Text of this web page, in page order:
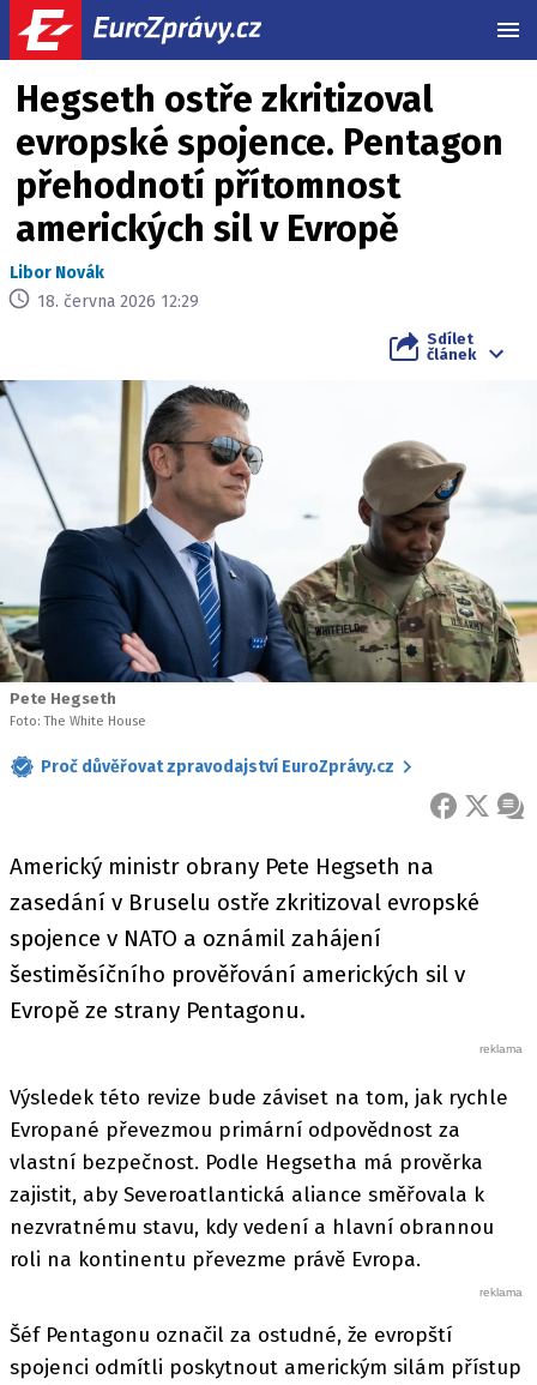
Hegseth ostře zkritizoval
evropské spojence. Pentagon
přehodnotí přítomnost
amerických sil v Evropě
Libor Novák
18. června 2026 12:29
Sdílet
článek
Pete Hegseth
Foto: The White House
Proč důvěřovat zpravodajství EuroZprávy.cz
FACEBOOK
X
Americký ministr obrany Pete Hegseth na
zasedání v Bruselu ostře zkritizoval evropské
spojence v NATO a oznámil zahájení
šestiměsíčního prověřování amerických sil v
Evropě ze strany Pentagonu.
Výsledek této revize bude záviset na tom, jak rychle
Evropané převezmou primární odpovědnost za
vlastní bezpečnost. Podle Hegsetha má prověrka
zajistit, aby Severoatlantická aliance směřovala k
nezvratnému stavu, kdy vedení a hlavní obrannou
roli na kontinentu převezme právě Evropa.
Šéf Pentagonu označil za ostudné, že evropští
spojenci odmítli poskytnout americkým silám přístup